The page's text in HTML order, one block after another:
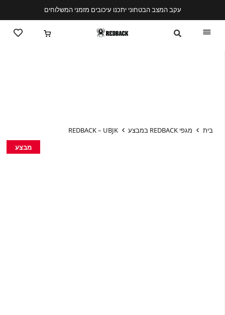
עקב המצב הבטחוני יתכנו עיכובים מזמני המשלוחים
בית מגפי REDBACK במבצע
REDBACK – UBJK
מבצע